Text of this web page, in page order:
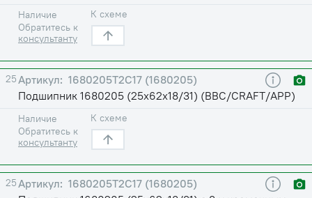
Наличие
Обратитесь к
консультанту
К схеме
25
1680205Т2С17 (1680205)
Подшипник 1680205 (25х62х18/31) (BBC/CRAFT/APP)
Наличие
Обратитесь к
консультанту
К схеме
25
1680205Т2С17 (1680205)